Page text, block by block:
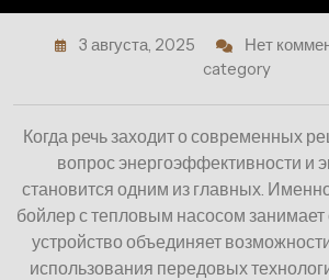
3 августа, 2025 Нет
category
Когда речь заходит о современных
вопрос энергоэффективности и
становится одним из главных.
бойлер с тепловым насосом
устройство объединяет
использования передовых